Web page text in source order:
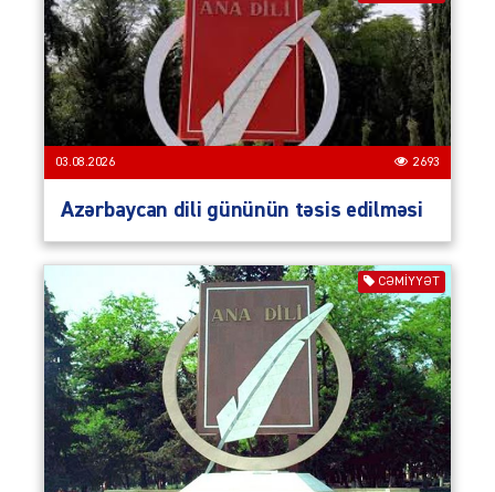
03.08.2026 2693
Azərbaycan dili gününün təsis edilməsi
CƏMIYYƏT